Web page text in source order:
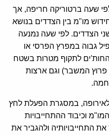
שעה ברטוריקה חריפה, אך
מו"מ בין הצדדים בנושא
הצדדים. לפי שעה נמנעה
גבוה במפרץ הפרסי או
לתקוף מטרות בשטח
פרוץ המשבר) וגם ארצות
במסגרת הפעלת לחץ
וכיבוד ההתחייבויות
התחייבויותיה ולהגביר את